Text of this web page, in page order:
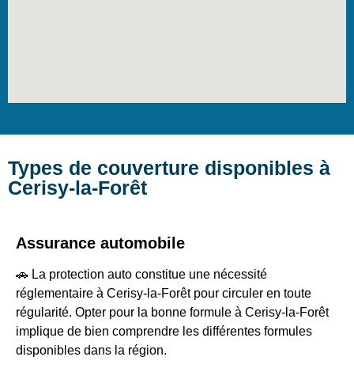
Types de couverture disponibles à
Cerisy-la-Forêt
Assurance automobile
🚗 La protection auto constitue une nécessité
réglementaire à Cerisy-la-Forêt pour circuler en toute
régularité. Opter pour la bonne formule à Cerisy-la-Forêt
implique de bien comprendre les différentes formules
disponibles dans la région.